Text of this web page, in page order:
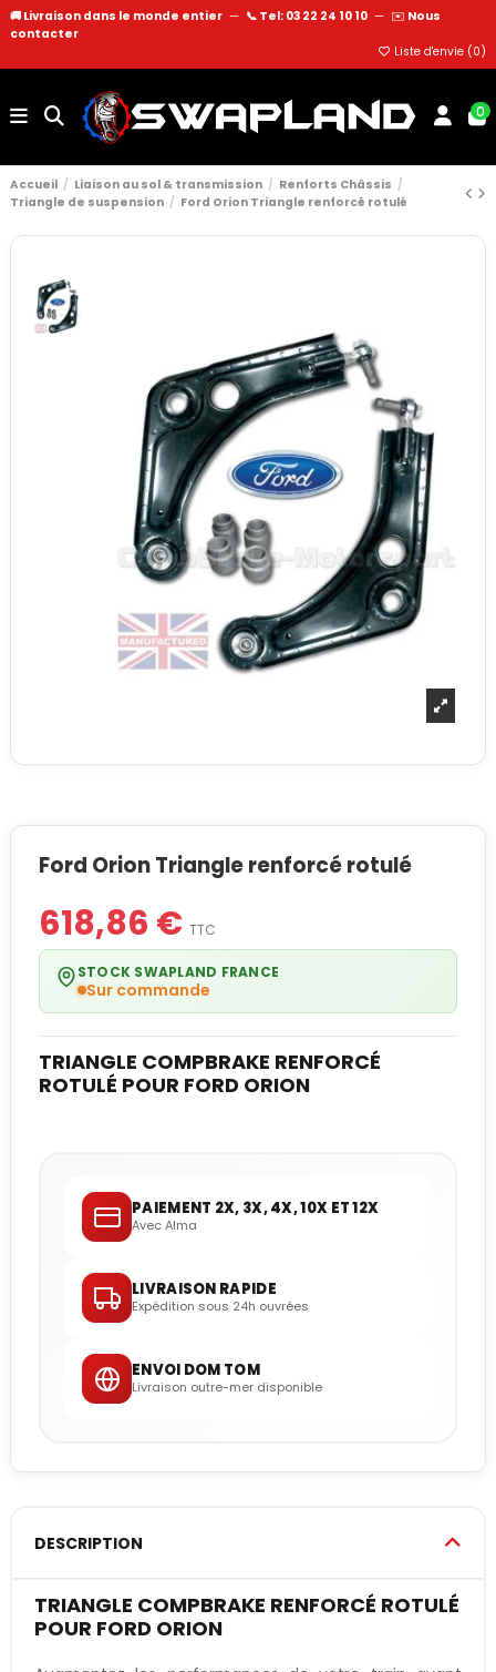
🚚 Livraison dans le monde entier — 📞 Tel: 03 22 24 10 10 — ✉️ Nous
contacter
Liste d'envie (0)
0
Accueil Liaison au sol & transmission
Renforts Châssis
Triangle de suspension
Ford Orion Triangle renforcé rotulé
Ford Orion Triangle renforcé rotulé
618,86 € TTC
STOCK SWAPLAND FRANCE
Sur commande
TRIANGLE COMPBRAKE RENFORCÉ
ROTULÉ POUR FORD ORION
PAIEMENT 2X, 3X, 4X, 10X ET 12X
Avec Alma
LIVRAISON RAPIDE
Expédition sous 24h ouvrées
ENVOI DOM TOM
Livraison outre-mer disponible
DESCRIPTION
TRIANGLE COMPBRAKE RENFORCÉ ROTULÉ
POUR FORD ORION